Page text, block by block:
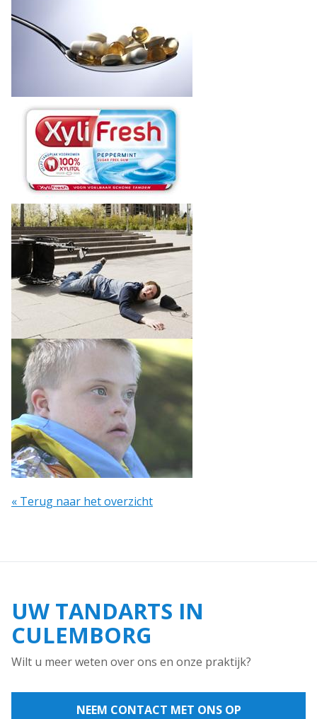
« Terug naar het overzicht
UW TANDARTS IN
CULEMBORG
Wilt u meer weten over ons en onze praktijk?
NEEM CONTACT MET ONS OP